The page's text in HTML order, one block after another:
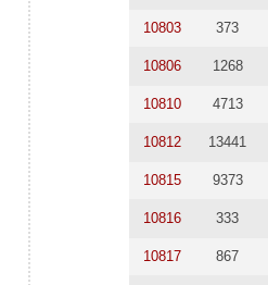
10803 373
10806 1268
10810 4713
10812 13441
10815 9373
10816 333
10817 867